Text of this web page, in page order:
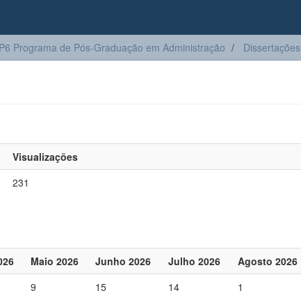
Programa de Pós-Graduação em Administração Dissertações
Visualizações
231
Maio 2026 Junho 2026 Julho 2026
Agosto 2026
9 15 14 1